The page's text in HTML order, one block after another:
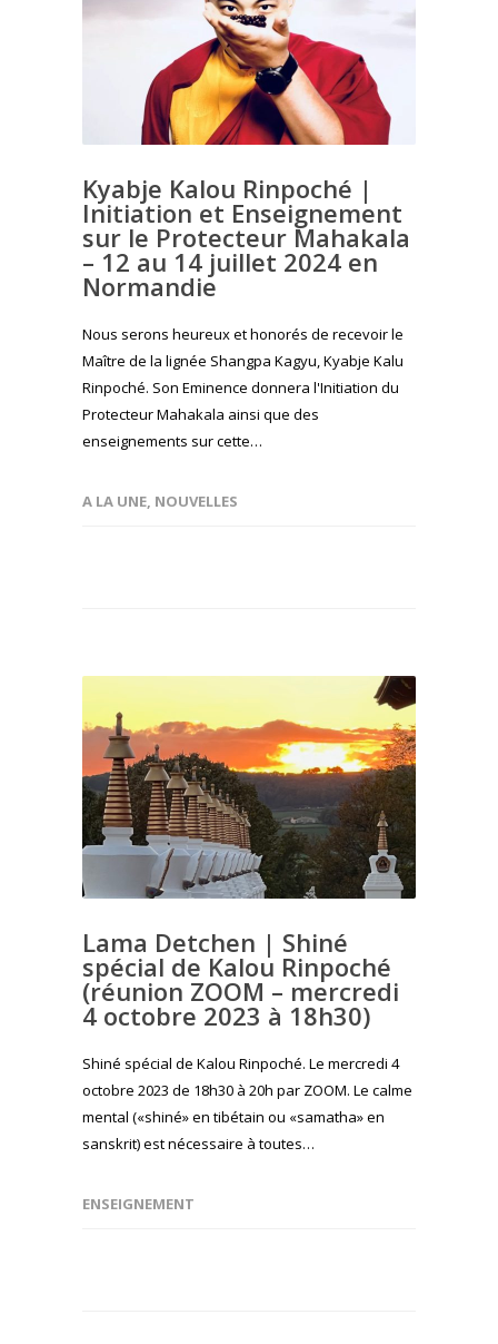
Kyabje Kalou Rinpoché |
Initiation et Enseignement
sur le Protecteur Mahakala
– 12 au 14 juillet 2024 en
Normandie
Nous serons heureux et honorés de recevoir le
Maître de la lignée Shangpa Kagyu, Kyabje Kalu
Rinpoché. Son Eminence donnera l'Initiation du
Protecteur Mahakala ainsi que des
enseignements sur cette…
A LA UNE, NOUVELLES
Lama Detchen | Shiné
spécial de Kalou Rinpoché
(réunion ZOOM – mercredi
4 octobre 2023 à 18h30)
Shiné spécial de Kalou Rinpoché. Le mercredi 4
octobre 2023 de 18h30 à 20h par ZOOM. Le calme
mental («shiné» en tibétain ou «samatha» en
sanskrit) est nécessaire à toutes…
ENSEIGNEMENT